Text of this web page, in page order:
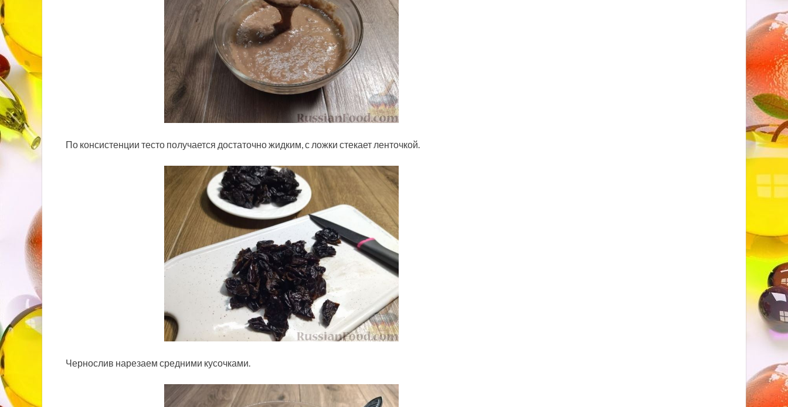
По консистенции тесто получается достаточно жидким, с ложки стекает ленточкой.
Чернослив нарезаем средними кусочками.